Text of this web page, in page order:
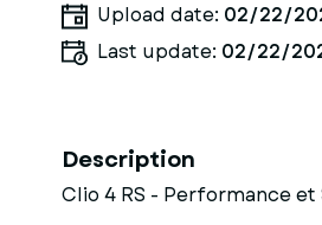
Upload date: 02/22/
Last update: 02/22/
Description
Clio 4 RS - Performance et